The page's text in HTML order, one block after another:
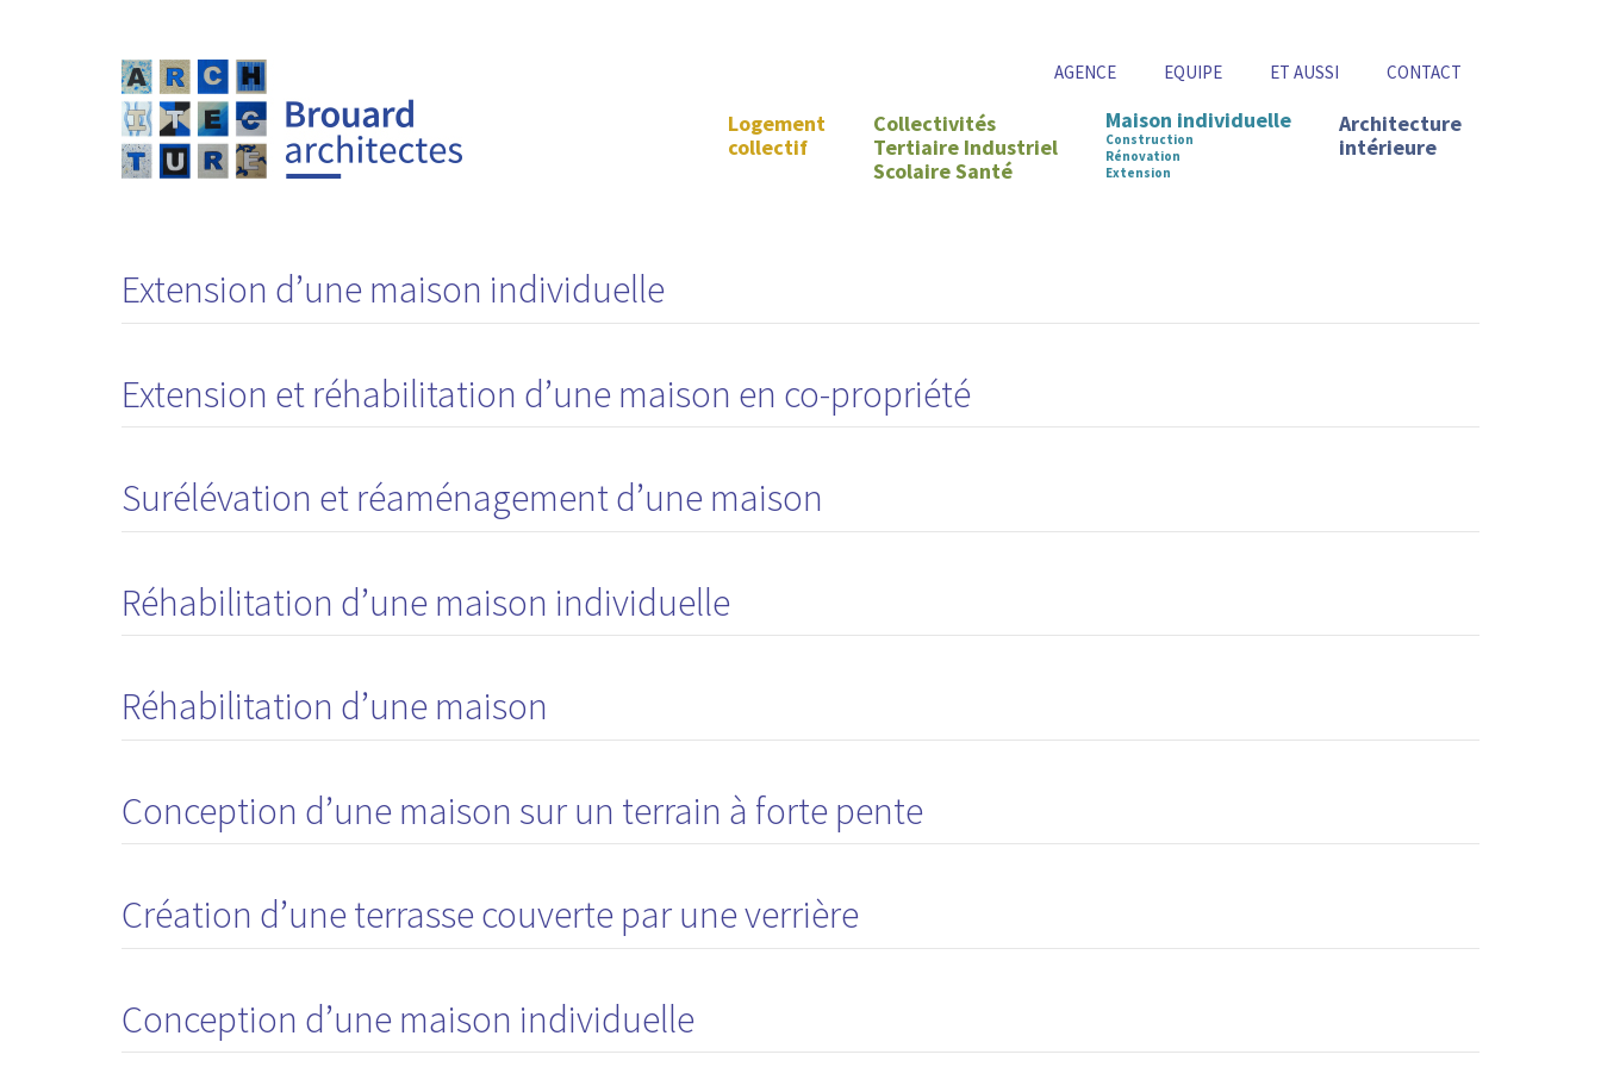
AGENCE EQUIPE ET AUSSI CONTACT
Architecture
intérieure
Maison individuelle
Construction
Rénovation
Extension
Collectivités
Tertiaire Industriel
Scolaire Santé
Logement
collectif
Extension d’une maison individuelle
Extension et réhabilitation d’une maison en co-propriété
Surélévation et réaménagement d’une maison
Réhabilitation d’une maison individuelle
Réhabilitation d’une maison
Conception d’une maison sur un terrain à forte pente
Création d’une terrasse couverte par une verrière
Conception d’une maison individuelle